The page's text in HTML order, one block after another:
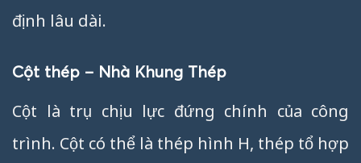
định lâu dài.
Cột thép – Nhà Khung Thép
Cột là trụ chịu lực đứng chính của công
trình. Cột có thể là thép hình H, thép tổ hợp